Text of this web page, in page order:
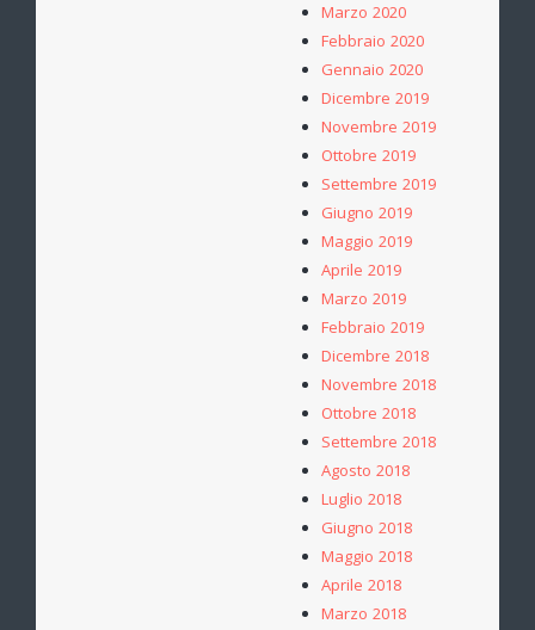
Marzo 2020
Febbraio 2020
Gennaio 2020
Dicembre 2019
Novembre 2019
Ottobre 2019
Settembre 2019
Giugno 2019
Maggio 2019
Aprile 2019
Marzo 2019
Febbraio 2019
Dicembre 2018
Novembre 2018
Ottobre 2018
Settembre 2018
Agosto 2018
Luglio 2018
Giugno 2018
Maggio 2018
Aprile 2018
Marzo 2018